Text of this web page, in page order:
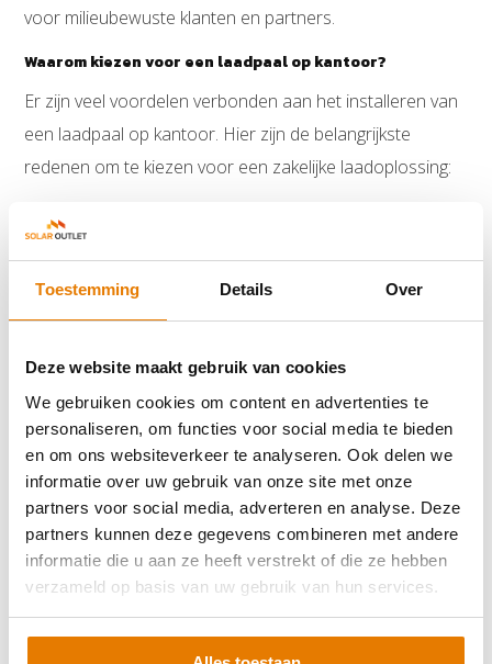
Toestemming Details Over
Deze website maakt gebruik van cookies
We gebruiken cookies om content en advertenties te
personaliseren, om functies voor social media te bieden
en om ons websiteverkeer te analyseren. Ook delen we
informatie over uw gebruik van onze site met onze
partners voor social media, adverteren en analyse. Deze
partners kunnen deze gegevens combineren met andere
informatie die u aan ze heeft verstrekt of die ze hebben
verzameld op basis van uw gebruik van hun services.
voor milieubewuste klanten en partners.
Waarom kiezen voor een laadpaal op kantoor?
Er zijn veel voordelen verbonden aan het installeren van
een laadpaal op kantoor. Hier zijn de belangrijkste
redenen om te kiezen voor een zakelijke laadoplossing:
dat je bedrijf inzet op duurzame mobiliteit.
Aantrekkelijk voor personeel en klanten:
Medewerkers en klanten waarderen de
mogelijkheid om eenvoudig te kunnen laden, wat
het comfort en de loyaliteit verhoogt.
Efficiënt energiebeheer: Veel zakelijke laadpalen
bieden functies zoals load balancing om het
energieverbruik optimaal te verdelen.
Toekomstbestendig : Met de groei van elektrisch
rijden investeert je bedrijf in een
toekomstbestendige oplossing.